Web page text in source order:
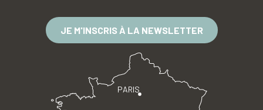
JE M'INSCRIS À LA NEWSLETTER
PARIS